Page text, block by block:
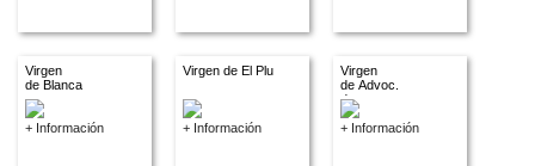
Virgen
de Blanca
+ Información
Virgen de El Plu
+ Información
Virgen
de Advoc.
descon.
+ Información